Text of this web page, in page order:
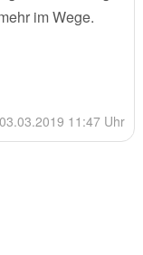
im Wege.
03.03.2019 11:47 Uhr